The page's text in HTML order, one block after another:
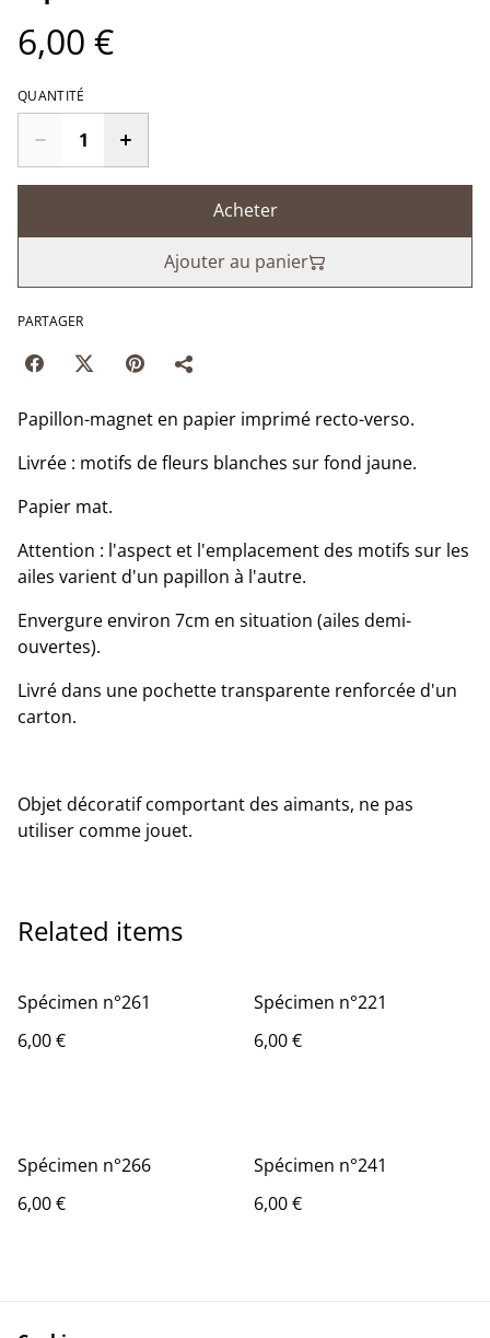
6,00 €
QUANTITÉ
Acheter
Ajouter au panier
PARTAGER
Papillon-magnet en papier imprimé recto-verso.
Livrée : motifs de fleurs blanches sur fond jaune.
Papier mat.
Attention : l'aspect et l'emplacement des motifs sur les
ailes varient d'un papillon à l'autre.
Envergure environ 7cm en situation (ailes demi-
ouvertes).
Livré dans une pochette transparente renforcée d'un
carton.
Objet décoratif comportant des aimants, ne pas
utiliser comme jouet.
Related items
Spécimen n°261
6,00 €
Spécimen n°221
6,00 €
Spécimen n°266
6,00 €
Spécimen n°241
6,00 €